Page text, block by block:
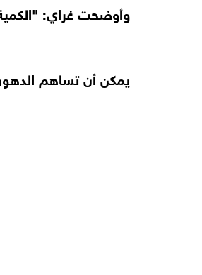
وأوضحت غراي: "الكمية
يمكن أن تساهم